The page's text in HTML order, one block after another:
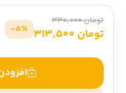
تومان 330,000
تومان 313,500 5٪-